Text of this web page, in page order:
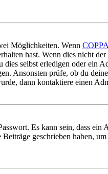
Möglichkeiten. Wenn COPPA
hast. Wenn dies nicht
selbst erledigen oder ein
Ansonsten prüfe, ob du
dann kontaktiere einen
Es kann sein, dass ein
geschrieben haben,